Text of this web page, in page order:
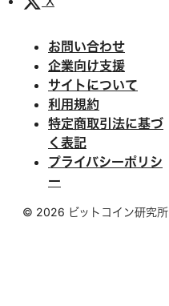
お問い合わせ
企業向け支援
サイトについて
利用規約
特定商取引法に基づ
く表記
プライバシーポリシ
ー
© 2026 ビットコイン研究所